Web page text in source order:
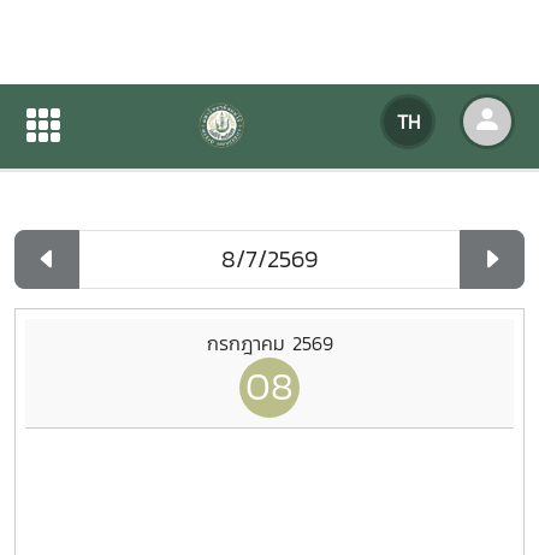
TH
ปฏิทินกิจกรรมของหน่วยงาน
ปฏิทินกิจกรรมของหน่วยงาน
กรกฎาคม 2569
08